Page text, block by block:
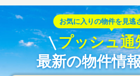
お気に入りの物件を見逃
プッシュ通
最新の物件情